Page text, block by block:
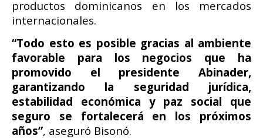
productos dominicanos en los mercados
internacionales.
“Todo esto es posible gracias al ambiente
favorable para los negocios que ha
promovido el presidente Abinader,
garantizando la seguridad jurídica,
estabilidad económica y paz social que
seguro se fortalecerá en los próximos
años”, aseguró Bisonó.